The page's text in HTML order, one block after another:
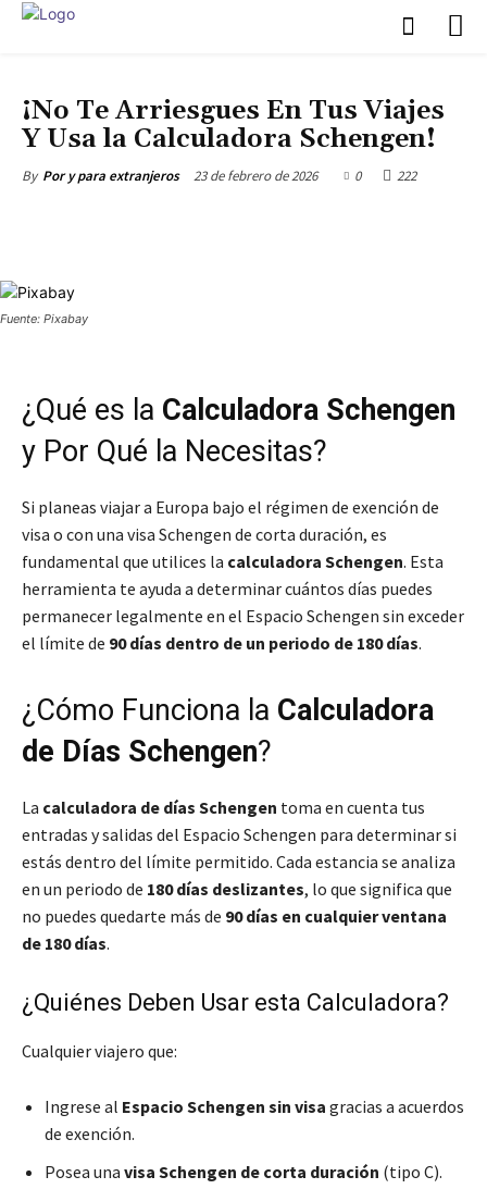
¡No Te Arriesgues En Tus Viajes
Y Usa la Calculadora Schengen!
By Por y para extranjeros 23 de febrero de 2026 0 222
Fuente: Pixabay
¿Qué es la Calculadora Schengen
y Por Qué la Necesitas?
Si planeas viajar a Europa bajo el régimen de exención de
visa o con una visa Schengen de corta duración, es
fundamental que utilices la calculadora Schengen. Esta
herramienta te ayuda a determinar cuántos días puedes
permanecer legalmente en el Espacio Schengen sin exceder
el límite de 90 días dentro de un periodo de 180 días.
¿Cómo Funciona la Calculadora
de Días Schengen?
La calculadora de días Schengen toma en cuenta tus
entradas y salidas del Espacio Schengen para determinar si
estás dentro del límite permitido. Cada estancia se analiza
en un periodo de 180 días deslizantes, lo que significa que
no puedes quedarte más de 90 días en cualquier ventana
de 180 días.
¿Quiénes Deben Usar esta Calculadora?
Cualquier viajero que:
Ingrese al Espacio Schengen sin visa gracias a acuerdos
de exención.
Posea una visa Schengen de corta duración (tipo C).